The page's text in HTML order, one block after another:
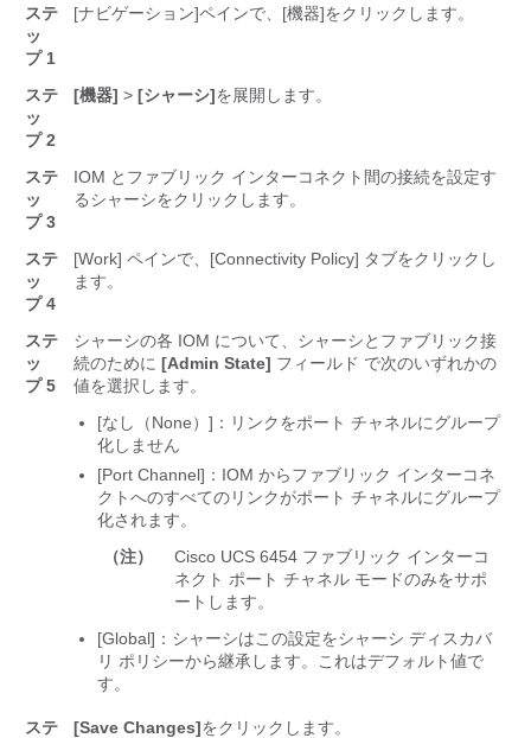
ステ
ッ
プ 1
[ナビゲーション]ペインで、[機器]をクリックします。
ステ
ッ
プ 2
[機器] > [シャーシ]を展開します。
ステ
ッ
プ 3
IOM とファブリック インターコネクト間の接続を設定す
るシャーシをクリックします。
ステ
ッ
プ 4
[Work] ペインで、[Connectivity Policy] タブをクリックし
ます。
ステ
ッ
プ 5
シャーシの各 IOM について、シャーシとファブリック接
続のために [Admin State] フィールド で次のいずれかの
値を選択します。
[なし（None）]：リンクをポート チャネルにグループ
化しません
[Port Channel]：IOM からファブリック インターコネ
クトへのすべてのリンクがポート チャネルにグループ
化されます。
（注）
Cisco UCS 6454 ファブリック インターコ
ネクト ポート チャネル モードのみをサポ
ートします。
[Global]：シャーシはこの設定をシャーシ ディスカバ
リ ポリシーから継承します。これはデフォルト値で
す。
ステ
[Save Changes]をクリックします。